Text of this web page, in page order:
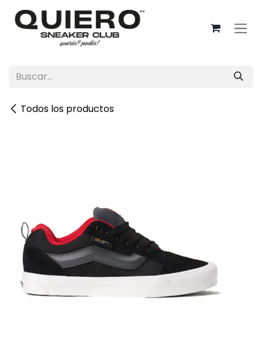
Ir al contenido
Todos los productos